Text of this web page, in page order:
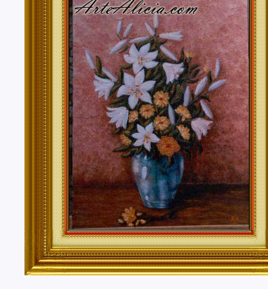
Valencia, Valladolid, Vizcaya, Zamora, Zaragoza.
También realizo envíos de mis cuadros o pinturas
lugares del mundo como pueden ser Estados Unidos,
Alemania, Gran Bretaña, Francia, Argentina, Italia...